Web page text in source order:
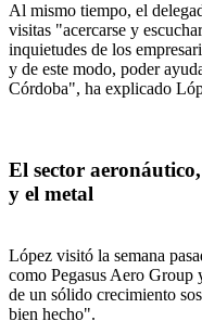
Al mismo tiempo, el
visitas "acercarse y
inquietudes de los
y de este modo, poder
Córdoba", ha explicado
El sector
y el metal
López visitó la semana
como Pegasus Aero
de un sólido crecimiento
bien hecho".